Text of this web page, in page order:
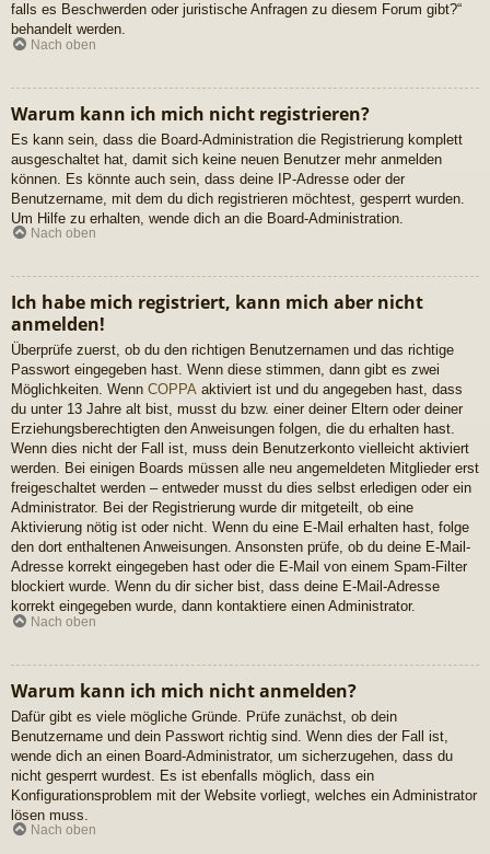
falls es Beschwerden oder juristische Anfragen zu diesem Forum gibt?“
behandelt werden.
Nach oben
Warum kann ich mich nicht registrieren?
Es kann sein, dass die Board-Administration die Registrierung komplett
ausgeschaltet hat, damit sich keine neuen Benutzer mehr anmelden
können. Es könnte auch sein, dass deine IP-Adresse oder der
Benutzername, mit dem du dich registrieren möchtest, gesperrt wurden.
Um Hilfe zu erhalten, wende dich an die Board-Administration.
Nach oben
Ich habe mich registriert, kann mich aber nicht
anmelden!
Überprüfe zuerst, ob du den richtigen Benutzernamen und das richtige
Passwort eingegeben hast. Wenn diese stimmen, dann gibt es zwei
Möglichkeiten. Wenn COPPA aktiviert ist und du angegeben hast, dass
du unter 13 Jahre alt bist, musst du bzw. einer deiner Eltern oder deiner
Erziehungsberechtigten den Anweisungen folgen, die du erhalten hast.
Wenn dies nicht der Fall ist, muss dein Benutzerkonto vielleicht aktiviert
werden. Bei einigen Boards müssen alle neu angemeldeten Mitglieder erst
freigeschaltet werden – entweder musst du dies selbst erledigen oder ein
Administrator. Bei der Registrierung wurde dir mitgeteilt, ob eine
Aktivierung nötig ist oder nicht. Wenn du eine E-Mail erhalten hast, folge
den dort enthaltenen Anweisungen. Ansonsten prüfe, ob du deine E-Mail-
Adresse korrekt eingegeben hast oder die E-Mail von einem Spam-Filter
blockiert wurde. Wenn du dir sicher bist, dass deine E-Mail-Adresse
korrekt eingegeben wurde, dann kontaktiere einen Administrator.
Nach oben
Warum kann ich mich nicht anmelden?
Dafür gibt es viele mögliche Gründe. Prüfe zunächst, ob dein
Benutzername und dein Passwort richtig sind. Wenn dies der Fall ist,
wende dich an einen Board-Administrator, um sicherzugehen, dass du
nicht gesperrt wurdest. Es ist ebenfalls möglich, dass ein
Konfigurationsproblem mit der Website vorliegt, welches ein Administrator
lösen muss.
Nach oben